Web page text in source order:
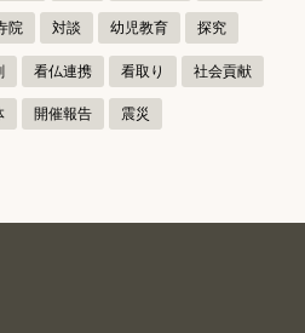
院 対談 幼児教育 探究
看仏連携 看取り 社会貢献
開催報告 震災